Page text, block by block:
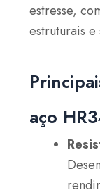
estresse,
estruturais
aço